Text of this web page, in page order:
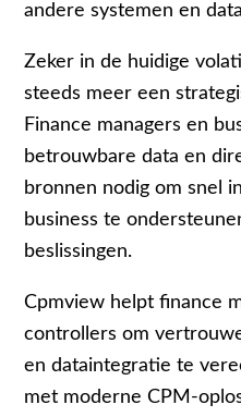
andere systemen en
Zeker in de huidige
steeds meer een
Finance managers en
betrouwbare data en
bronnen nodig om snel
business te
beslissingen.
Cpmview helpt finance
controllers om
en dataintegratie te
met moderne CPM-